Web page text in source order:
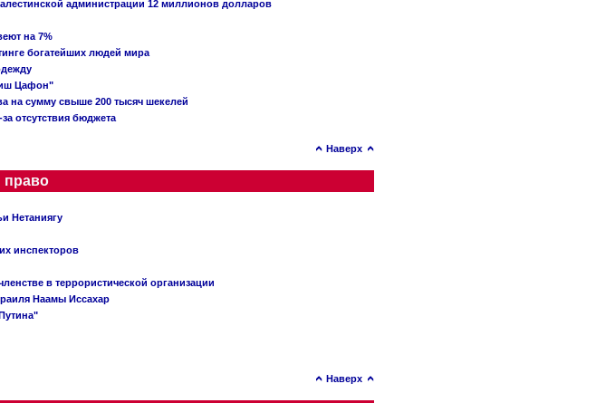
администрации 12 миллионов долларов
на 7%
богатейших людей мира
Цафон"
на сумму свыше 200 тысяч шекелей
отсутствия бюджета
Наверх
право
Нетаниягу
инспекторов
в террористической организации
Наамы Иссахар
Наверх